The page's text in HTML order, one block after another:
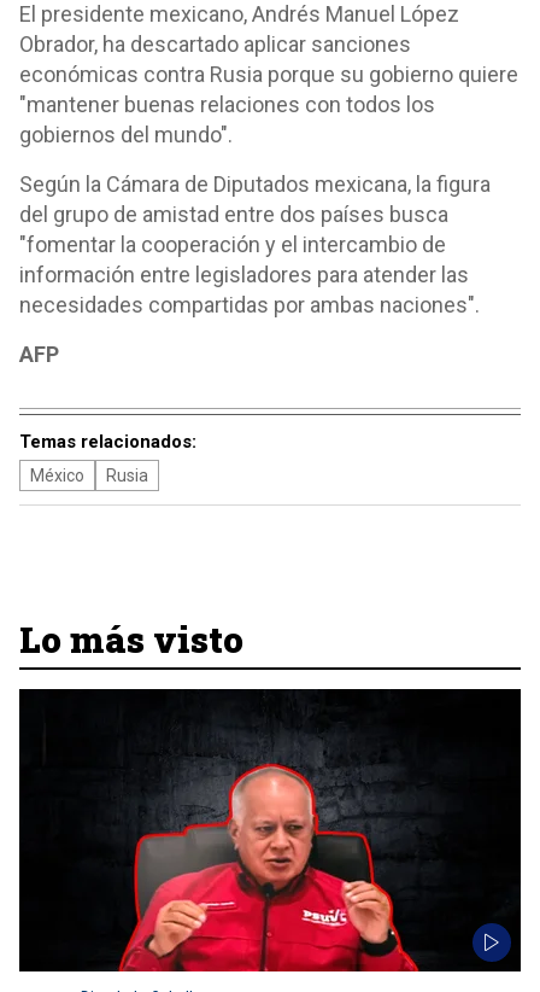
El presidente mexicano, Andrés Manuel López
Obrador, ha descartado aplicar sanciones
económicas contra Rusia porque su gobierno quiere
"mantener buenas relaciones con todos los
gobiernos del mundo".
Según la Cámara de Diputados mexicana, la figura
del grupo de amistad entre dos países busca
"fomentar la cooperación y el intercambio de
información entre legisladores para atender las
necesidades compartidas por ambas naciones".
AFP
Temas relacionados:
México Rusia
Lo más visto